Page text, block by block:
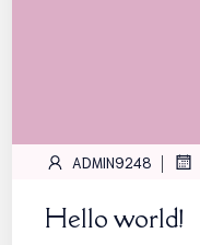
ADMIN9248 |
Hello world!